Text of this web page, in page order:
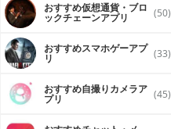
おすすめ仮想通貨・ブロ
ックチェーンアプリ (50)
おすすめスマホゲーアプ
リ (33)
おすすめ自撮りカメラア
プリ (45)